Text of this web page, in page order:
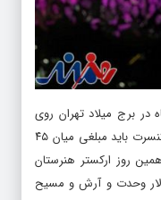
۲۵ اسفندماه در برج میلاد تهران روی
صحنه می‌رود علاقه‌مندان به حضور در این کنسرت باید مبلغی میان ۴۵
همین روز ارکستر هنرستان
وحدت و آرش و مسیح